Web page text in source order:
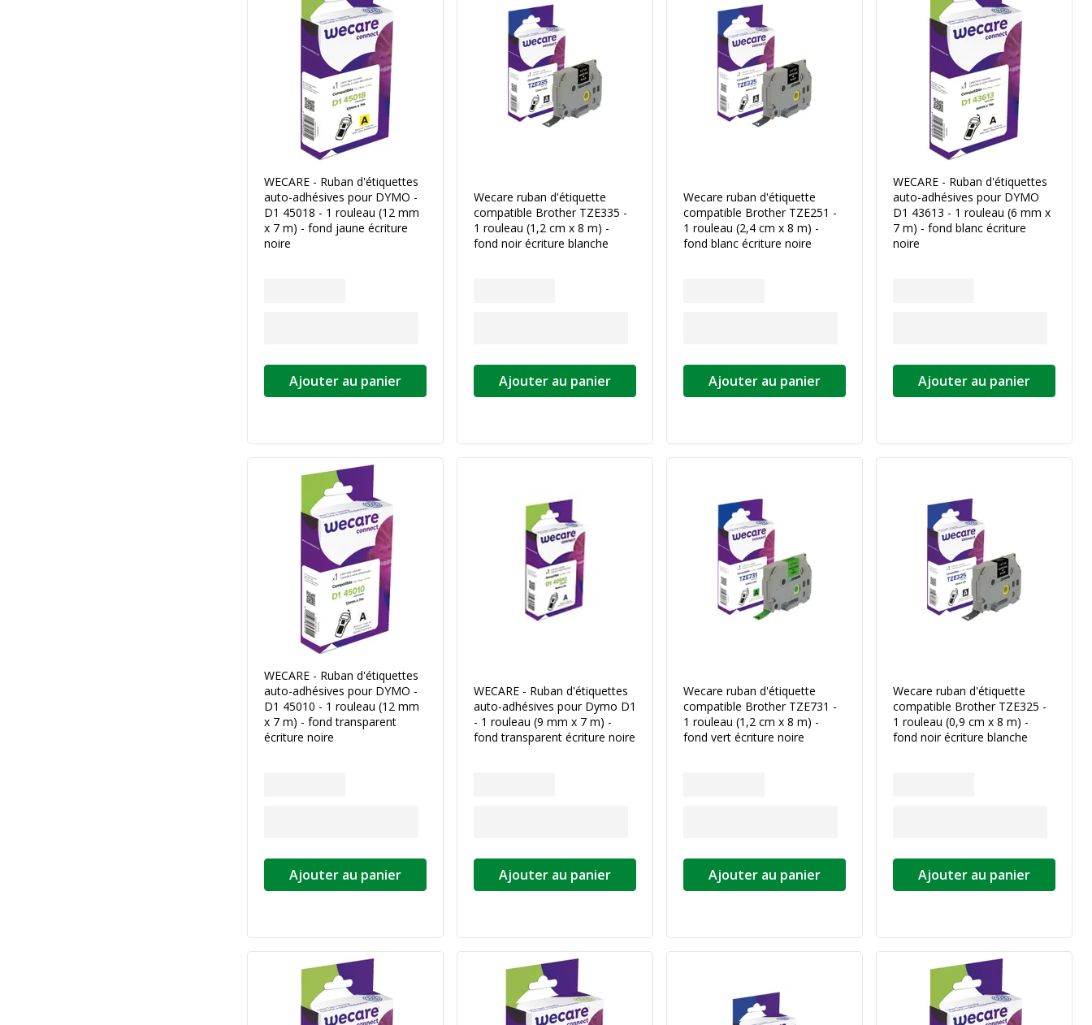
WECARE - Ruban d'étiquettes
auto-adhésives pour DYMO -
D1 45018 - 1 rouleau (12 mm
x 7 m) - fond jaune écriture
noire
Ajouter au panier
Wecare ruban d'étiquette
compatible Brother TZE335 -
1 rouleau (1,2 cm x 8 m) -
fond noir écriture blanche
Ajouter au panier
Wecare ruban d'étiquette
compatible Brother TZE251 -
1 rouleau (2,4 cm x 8 m) -
fond blanc écriture noire
Ajouter au panier
WECARE - Ruban d'étiquettes
auto-adhésives pour DYMO
D1 43613 - 1 rouleau (6 mm x
7 m) - fond blanc écriture
noire
Ajouter au panier
WECARE - Ruban d'étiquettes
auto-adhésives pour DYMO -
D1 45010 - 1 rouleau (12 mm
x 7 m) - fond transparent
écriture noire
Ajouter au panier
WECARE - Ruban d'étiquettes
auto-adhésives pour Dymo D1
- 1 rouleau (9 mm x 7 m) -
fond transparent écriture noire
Ajouter au panier
Wecare ruban d'étiquette
compatible Brother TZE731 -
1 rouleau (1,2 cm x 8 m) -
fond vert écriture noire
Ajouter au panier
Wecare ruban d'étiquette
compatible Brother TZE325 -
1 rouleau (0,9 cm x 8 m) -
fond noir écriture blanche
Ajouter au panier